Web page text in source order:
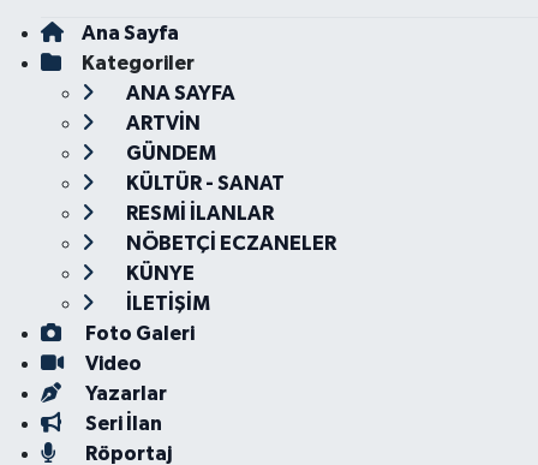
Ana Sayfa
Kategoriler
ANA SAYFA
ARTVİN
GÜNDEM
KÜLTÜR - SANAT
RESMİ İLANLAR
NÖBETÇİ ECZANELER
KÜNYE
İLETİŞİM
Foto Galeri
Video
Yazarlar
Seri İlan
Röportaj